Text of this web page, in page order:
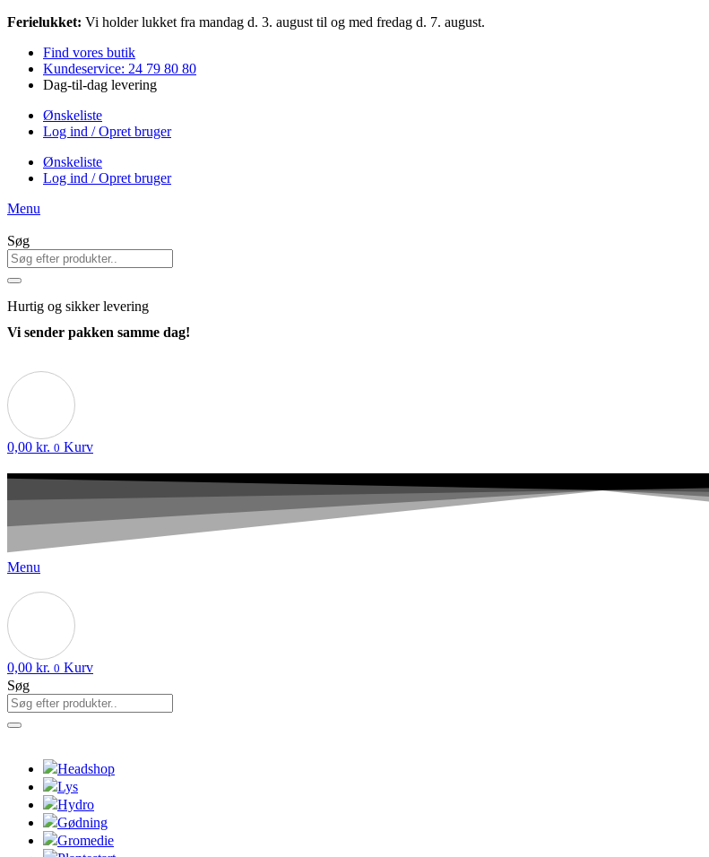
Videre
indhold
Ferielukket: Vi holder lukket fra mandag d. 3. august til og med fredag d. 7. august.
Find vores butik
Kundeservice: 24 79 80 80
Dag-til-dag levering
Ønskeliste
Log ind / Opret bruger
Ønskeliste
Log ind / Opret bruger
Menu
Søg
Hurtig og sikker levering
Vi sender pakken samme dag!
0,00 kr. 0 Kurv
Menu
0,00 kr. 0 Kurv
Søg
Headshop
Lys
Hydro
Gødning
Gromedie